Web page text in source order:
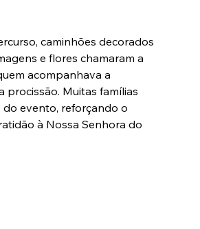
caminhões decorados
e flores chamaram a
acompanhava a
procissão. Muitas famílias
evento, reforçando o
à Nossa Senhora do